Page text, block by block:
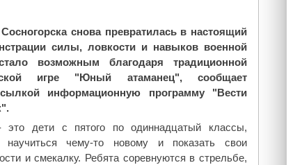
и
н
о
д
с
с
н
ы
е
ч
т
т
п
а
снова превратилась в настоящий
силы, ловкости и навыков военной
возможным благодаря традиционной
игре "Юный атаманец", сообщает
информационную программу "Вести
дети с пятого по одиннадцатый классы,
научиться чему-то новому и показать свои
и смекалку. Ребята соревнуются в стрельбе,